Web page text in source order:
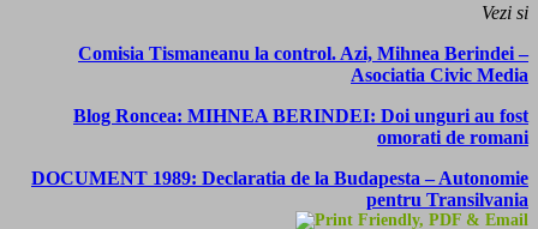
Vezi si
Comisia Tismaneanu la control. Azi, Mihnea Berindei –
Asociatia Civic Media
Blog Roncea: MIHNEA BERINDEI: Doi unguri au fost
omorati de romani
DOCUMENT 1989: Declaratia de la Budapesta – Autonomie
pentru Transilvania